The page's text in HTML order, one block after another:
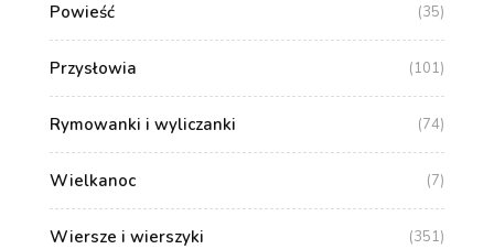
Powieść (35)
Przysłowia (101)
Rymowanki i wyliczanki (74)
Wielkanoc (7)
Wiersze i wierszyki (351)